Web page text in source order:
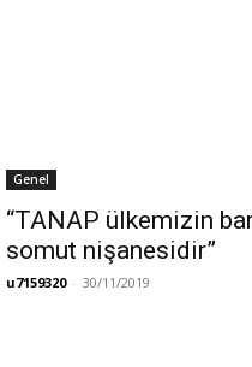
Genel
“TANAP ülkemizin
somut nişanesidir”
u7159320 - 30/11/2019